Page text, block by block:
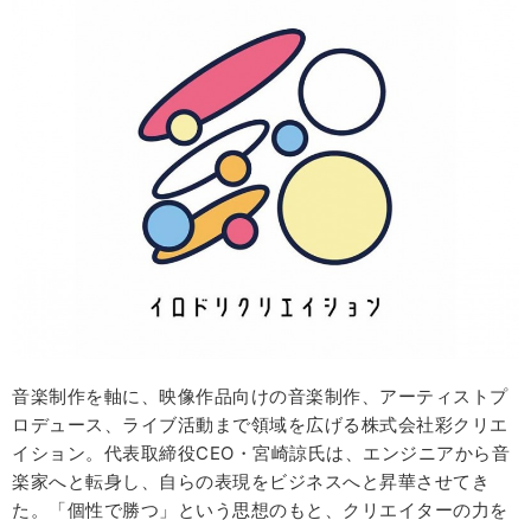
音楽制作を軸に、映像作品向けの音楽制作、アーティストプ
ロデュース、ライブ活動まで領域を広げる株式会社彩クリエ
イション。代表取締役CEO・宮崎諒氏は、エンジニアから音
楽家へと転身し、自らの表現をビジネスへと昇華させてき
た。「個性で勝つ」という思想のもと、クリエイターの力を